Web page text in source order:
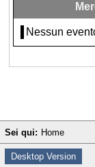
Nessun
Sei qui: Home
Desktop Version